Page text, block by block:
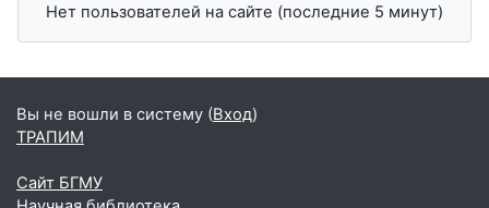
Нет пользователей на сайте (последние 5 минут)
Вы не вошли в систему (Вход)
ТРАПИМ
Сайт БГМУ